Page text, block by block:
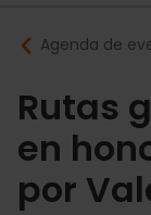
Main
Agenda de
Rutas
en
por